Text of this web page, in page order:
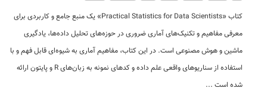
کتاب «Practical Statistics for Data Scientists» یک منبع جامع و کاربردی برای
معرفی مفاهیم و تکنیک‌های آماری ضروری در حوزه‌های تحلیل داده‌ها، یادگیری
ماشین و هوش مصنوعی است. در این کتاب، مفاهیم آماری به شیوه‌ای قابل فهم و با
استفاده از سناریوهای واقعی علم داده و کدهای نمونه به زبان‌های R و پایتون ارائه
شده است ...